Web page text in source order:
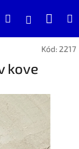
Hľadať
Kód: 2217
kove